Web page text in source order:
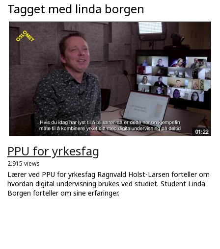
Tagget med linda borgen
01:22
PPU for yrkesfag
2.915 views
Lærer ved PPU for yrkesfag Ragnvald Holst-Larsen forteller om
hvordan digital undervisning brukes ved studiet. Student Linda
Borgen forteller om sine erfaringer.